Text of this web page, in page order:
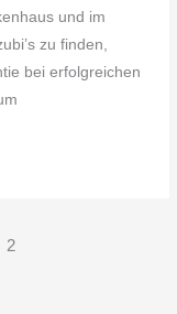
und im
zu finden,
bei erfolgreichen
2